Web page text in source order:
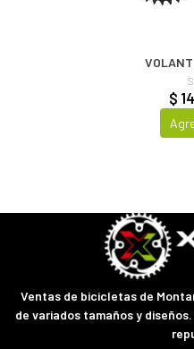
$
Ventas de bicicletas de
de variados tamaños y